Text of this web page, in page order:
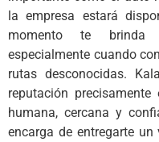
la empresa estará
momento te brinda
especialmente cuando
rutas desconocidas.
reputación
humana, cercana y
encarga de entregarte